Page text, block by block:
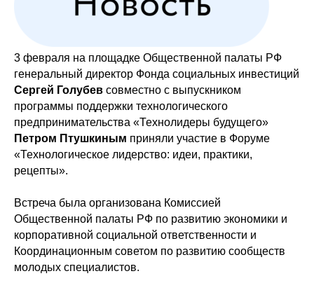
3 февраля на площадке Общественной палаты РФ
генеральный директор Фонда социальных инвестиций
Сергей Голубев совместно с выпускником
программы поддержки технологического
предпринимательства «Технолидеры будущего»
Петром Птушкиным приняли участие в Форуме
«Технологическое лидерство: идеи, практики,
рецепты».
Встреча была организована Комиссией
Общественной палаты РФ по развитию экономики и
корпоративной социальной ответственности и
Координационным советом по развитию сообществ
молодых специалистов.